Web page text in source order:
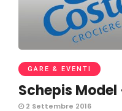
GARE & EVENTI
Schepis
2 Settembre 2016